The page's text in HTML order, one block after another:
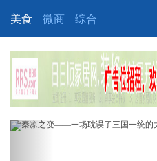
美食 微商 综合
Previous